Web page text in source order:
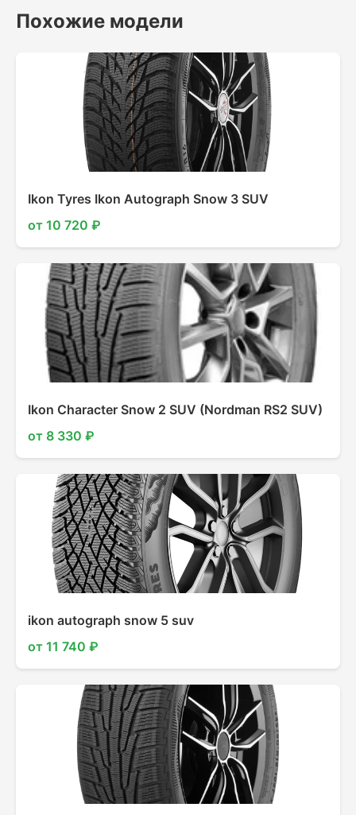
Похожие модели
Ikon Tyres Ikon Autograph Snow 3 SUV
от 10 720 ₽
Ikon Character Snow 2 SUV (Nordman RS2 SUV)
от 8 330 ₽
ikon autograph snow 5 suv
от 11 740 ₽